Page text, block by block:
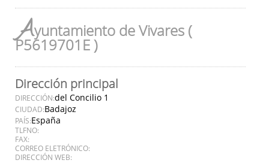
Ayuntamiento de Vivares (
P5619701E )
Dirección principal
DIRECCIÓN:del Concilio 1
CIUDAD:Badajoz
PAÍS:España
TLFNO:
FAX:
CORREO ELETRÓNICO:
DIRECCIÓN WEB: